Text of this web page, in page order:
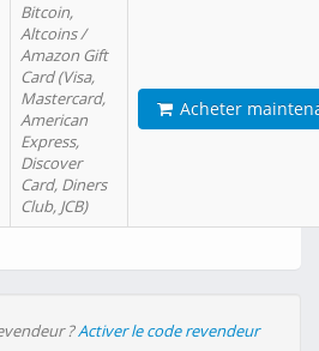
Bitcoin,
Altcoins /
Amazon Gift
Card (Visa,
Mastercard,
American
Express,
Discover
Card, Diners
Club, JCB)
Acheter
?Activer le code revendeur